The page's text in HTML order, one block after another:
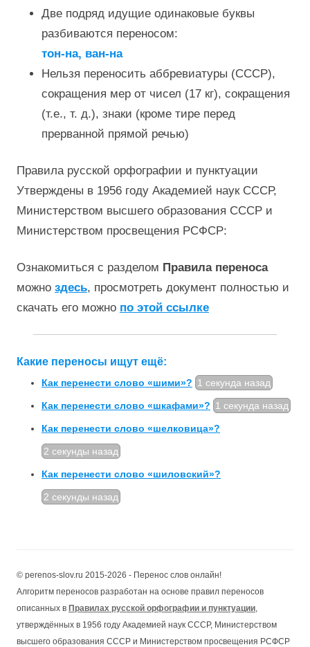
Две подряд идущие одинаковые буквы
разбиваются переносом:
тон-на, ван-на
Нельзя переносить аббревиатуры (СССР),
сокращения мер от чисел (17 кг), сокращения
(т.е., т. д.), знаки (кроме тире перед
прерванной прямой речью)
Правила русской орфографии и пунктуации
Утверждены в 1956 году Академией наук СССР,
Министерством высшего образования СССР и
Министерством просвещения РСФСР:
Ознакомиться с разделом Правила переноса
можно здесь, просмотреть документ полностью и
скачать его можно по этой ссылке
Какие переносы ищут ещё:
Как перенести слово «шими»? 1 секунда назад
Как перенести слово «шкафами»? 1 секунда назад
Как перенести слово «шелковица»?
2 секунды назад
Как перенести слово «шиловский»?
2 секунды назад
© perenos-slov.ru 2015-2026 - Перенос слов онлайн!
Алгоритм переносов разработан на основе правил переносов
описанных в Правилах русской орфографии и пунктуации,
утверждённых в 1956 году Академией наук СССР, Министерством
высшего образования СССР и Министерством просвещения РСФСР